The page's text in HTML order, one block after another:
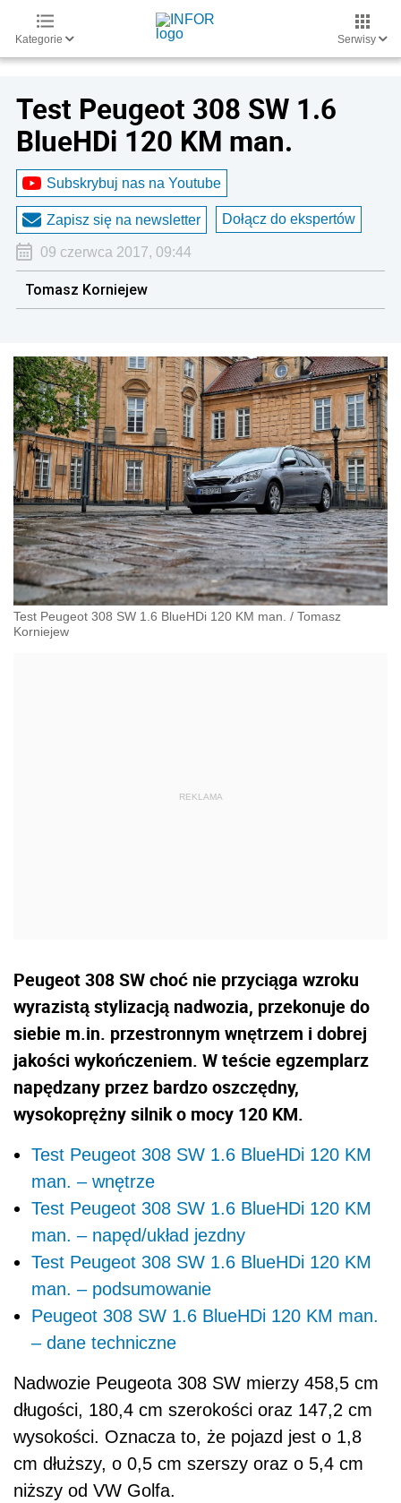
Kategorie Serwisy
Test Peugeot 308 SW 1.6
BlueHDi 120 KM man.
Subskrybuj nas na Youtube
Zapisz się na newsletter Dołącz do ekspertów
09 czerwca 2017, 09:44
Tomasz Korniejew
Test Peugeot 308 SW 1.6 BlueHDi 120 KM man. / Tomasz
Korniejew
Peugeot 308 SW choć nie przyciąga wzroku
wyrazistą stylizacją nadwozia, przekonuje do
siebie m.in. przestronnym wnętrzem i dobrej
jakości wykończeniem. W teście egzemplarz
napędzany przez bardzo oszczędny,
wysokoprężny silnik o mocy 120 KM.
Test Peugeot 308 SW 1.6 BlueHDi 120 KM
man. – wnętrze
Test Peugeot 308 SW 1.6 BlueHDi 120 KM
man. – napęd/układ jezdny
Test Peugeot 308 SW 1.6 BlueHDi 120 KM
man. – podsumowanie
Peugeot 308 SW 1.6 BlueHDi 120 KM man.
– dane techniczne
Nadwozie Peugeota 308 SW mierzy 458,5 cm
długości, 180,4 cm szerokości oraz 147,2 cm
wysokości. Oznacza to, że pojazd jest o 1,8
cm dłuższy, o 0,5 cm szerszy oraz o 5,4 cm
niższy od VW Golfa.